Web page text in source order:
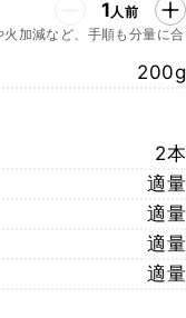
1人前
加減など、手順も分量に合
200g
2本
適量
適量
適量
適量